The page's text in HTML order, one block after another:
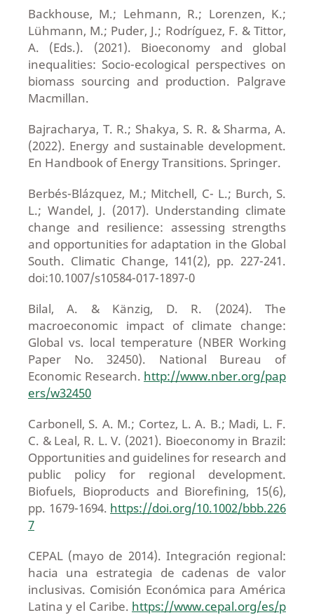
Backhouse, M.; Lehmann, R.; Lorenzen, K.;
Lühmann, M.; Puder, J.; Rodríguez, F. & Tittor,
A. (Eds.). (2021). Bioeconomy and global
inequalities: Socio-ecological perspectives on
biomass sourcing and production. Palgrave
Macmillan.
Bajracharya, T. R.; Shakya, S. R. & Sharma, A.
(2022). Energy and sustainable development.
En Handbook of Energy Transitions. Springer.
Berbés-Blázquez, M.; Mitchell, C- L.; Burch, S.
L.; Wandel, J. (2017). Understanding climate
change and resilience: assessing strengths
and opportunities for adaptation in the Global
South. Climatic Change, 141(2), pp. 227-241.
doi:10.1007/s10584-017-1897-0
Bilal, A. & Känzig, D. R. (2024). The
macroeconomic impact of climate change:
Global vs. local temperature (NBER Working
Paper No. 32450). National Bureau of
Economic Research. http://www.nber.org/pap
ers/w32450
Carbonell, S. A. M.; Cortez, L. A. B.; Madi, L. F.
C. & Leal, R. L. V. (2021). Bioeconomy in Brazil:
Opportunities and guidelines for research and
public policy for regional development.
Biofuels, Bioproducts and Biorefining, 15(6),
pp. 1679-1694. https://doi.org/10.1002/bbb.226
7
CEPAL (mayo de 2014). Integración regional:
hacia una estrategia de cadenas de valor
inclusivas. Comisión Económica para América
Latina y el Caribe. https://www.cepal.org/es/p